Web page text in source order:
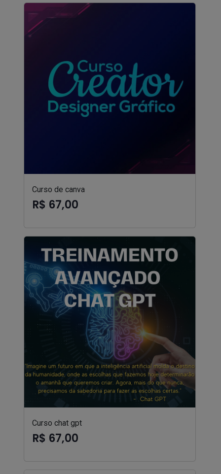
Curso de canva
R$ 67,00
Curso chat gpt
R$ 67,00